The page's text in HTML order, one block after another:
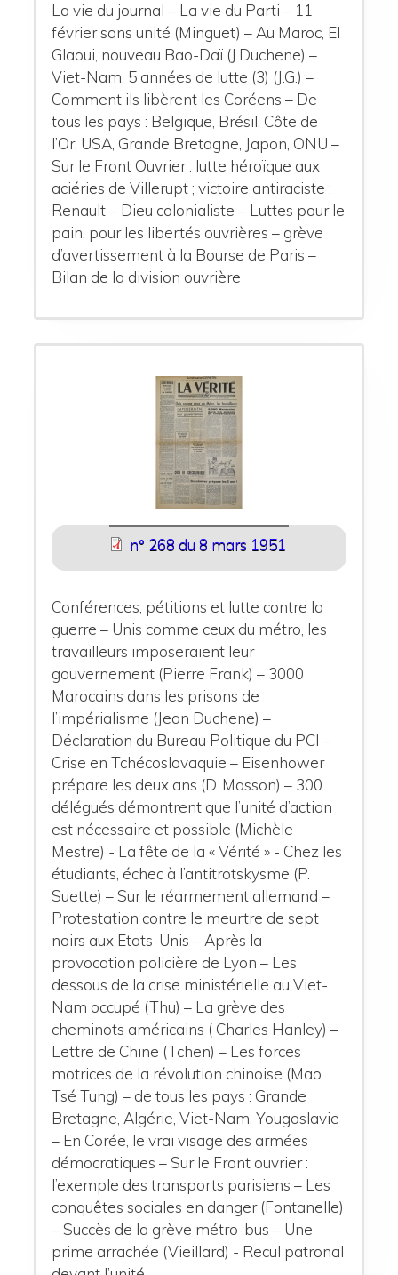
La vie du journal – La vie du Parti – 11
février sans unité (Minguet) – Au Maroc, El
Glaoui, nouveau Bao-Daï (J.Duchene) –
Viet-Nam, 5 années de lutte (3) (J.G.) –
Comment ils libèrent les Coréens – De
tous les pays : Belgique, Brésil, Côte de
l’Or, USA, Grande Bretagne, Japon, ONU –
Sur le Front Ouvrier : lutte héroïque aux
aciéries de Villerupt ; victoire antiraciste ;
Renault – Dieu colonialiste – Luttes pour le
pain, pour les libertés ouvrières – grève
d’avertissement à la Bourse de Paris –
Bilan de la division ouvrière
n° 268 du 8 mars 1951
Conférences, pétitions et lutte contre la
guerre – Unis comme ceux du métro, les
travailleurs imposeraient leur
gouvernement (Pierre Frank) – 3000
Marocains dans les prisons de
l’impérialisme (Jean Duchene) –
Déclaration du Bureau Politique du PCI –
Crise en Tchécoslovaquie – Eisenhower
prépare les deux ans (D. Masson) – 300
délégués démontrent que l’unité d’action
est nécessaire et possible (Michèle
Mestre) - La fête de la « Vérité » - Chez les
étudiants, échec à l’antitrotskysme (P.
Suette) – Sur le réarmement allemand –
Protestation contre le meurtre de sept
noirs aux Etats-Unis – Après la
provocation policière de Lyon – Les
dessous de la crise ministérielle au Viet-
Nam occupé (Thu) – La grève des
cheminots américains ( Charles Hanley) –
Lettre de Chine (Tchen) – Les forces
motrices de la révolution chinoise (Mao
Tsé Tung) – de tous les pays : Grande
Bretagne, Algérie, Viet-Nam, Yougoslavie
– En Corée, le vrai visage des armées
démocratiques – Sur le Front ouvrier :
l’exemple des transports parisiens – Les
conquêtes sociales en danger (Fontanelle)
– Succès de la grève métro-bus – Une
prime arrachée (Vieillard) - Recul patronal